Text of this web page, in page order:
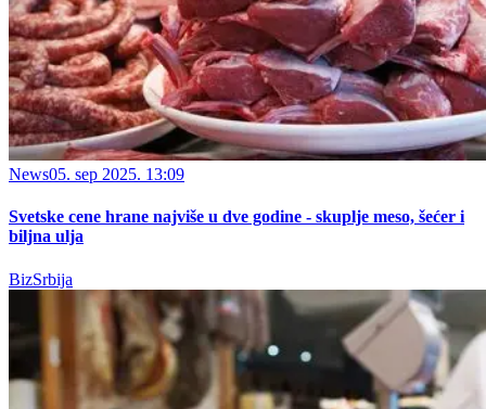
News05. sep 2025. 13:09
Svetske cene hrane najviše u dve godine - skuplje meso, šećer i
biljna ulja
BizSrbija